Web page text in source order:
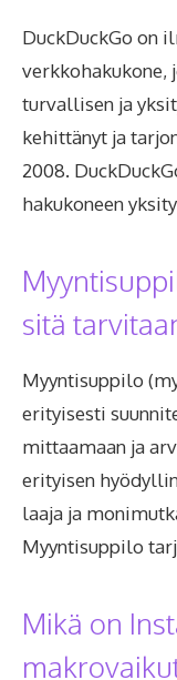
DuckDuckGo on
verkkohakukone,
turvallisen ja
kehittänyt ja
2008.
hakukoneen
sitä
Myyntisuppilo
erityisesti
mittaamaan ja
erityisen
laaja ja
Myyntisuppilo
Mikä on